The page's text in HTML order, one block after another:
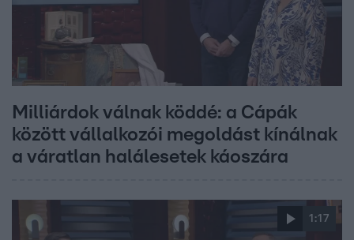
Milliárdok válnak köddé: a Cápák
között vállalkozói megoldást kínálnak
a váratlan halálesetek káoszára
1:17